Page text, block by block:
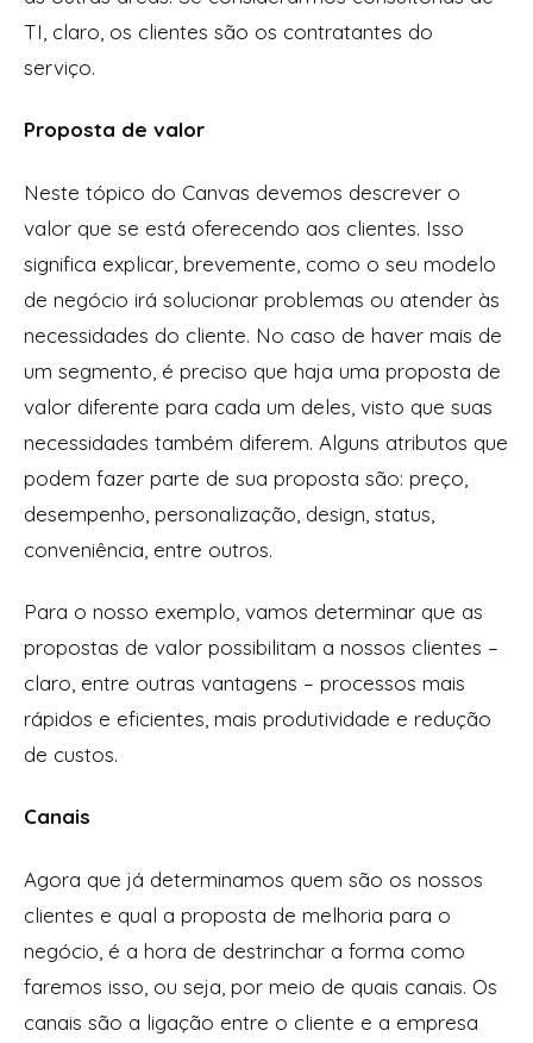
TI, claro, os clientes são os contratantes do
serviço.
Proposta de valor
Neste tópico do Canvas devemos descrever o
valor que se está oferecendo aos clientes. Isso
significa explicar, brevemente, como o seu modelo
de negócio irá solucionar problemas ou atender às
necessidades do cliente. No caso de haver mais de
um segmento, é preciso que haja uma proposta de
valor diferente para cada um deles, visto que suas
necessidades também diferem. Alguns atributos que
podem fazer parte de sua proposta são: preço,
desempenho, personalização, design , status,
conveniência, entre outros.
Para o nosso exemplo, vamos determinar que as
propostas de valor possibilitam a nossos clientes –
claro, entre outras vantagens – processos mais
rápidos e eficientes, mais produtividade e redução
de custos.
Canais
Agora que já determinamos quem são os nossos
clientes e qual a proposta de melhoria para o
negócio, é a hora de destrinchar a forma como
faremos isso, ou seja, por meio de quais canais. Os
canais são a ligação entre o cliente e a empresa